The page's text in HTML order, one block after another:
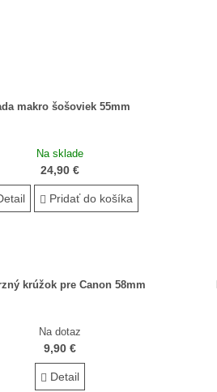
makro šošoviek 55mm
Na sklade
24,90 €
Pridať do košíka
krúžok pre Canon 58mm
Na dotaz
9,90 €
Detail